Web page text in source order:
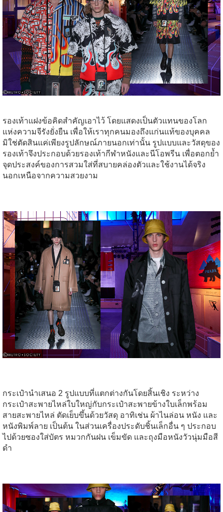
รองเท้าแฝงข้อคิดสำคัญเอาไว้ โดยแสดงเป็นตัวแทนของโลก
แห่งความจีรังยั่งยืน เพื่อให้เราทุกคนมองถึงแก่นแท้ของบุคคล
มิใช่ตัดสินแค่เพียงรูปลักษณ์ภายนอกเท่านั้น รูปแบบและวัสดุของ
รองเท้าจึงประกอบด้วยรองเท้ากีฬาหนังและนีโอพรีน เพื่อตอกย้ำ
จุดประสงค์ของการสวมใส่ที่สบายคล่องตัวและใช้งานได้จริง
นอกเหนือจากความสวยงาม
กระเป๋านำเสนอ 2 รูปแบบที่แตกต่างกันโดยสิ้นเชิง ระหว่าง
กระเป๋าสะพายไหล่ใบใหญ่กับกระเป๋าสะพายข้างใบเล็กพร้อม
สายสะพายไหล่ ตัดเย็บขึ้นด้วยวัสดุ อาทิเช่น ผ้าไนล่อน หนัง และ
หนังพิมพ์ลาย เป็นต้น ในส่วนเครื่องประดับชิ้นเล็กอื่น ๆ ประกอบ
ไปด้วยซองใส่บัตร หมวกกันฝน เข็มขัด และถุงมือหนังวัวนุ่มมือสี
ดำ